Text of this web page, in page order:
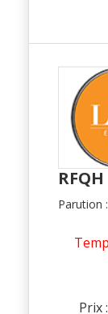
Parution :
Prix :